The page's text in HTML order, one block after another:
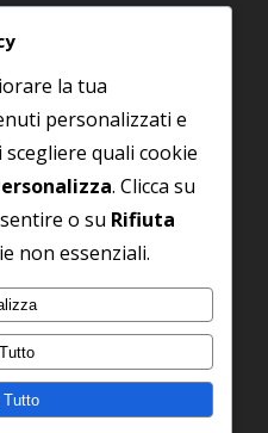
© 2025
Mood
la tua
personalizzati e
quali cookie
. Clicca su
o su Rifiuta
non essenziali.